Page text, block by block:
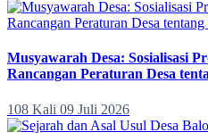
Musyawarah Desa: Sosialisasi
Rancangan Peraturan Desa
108 Kali 09 Juli 2026